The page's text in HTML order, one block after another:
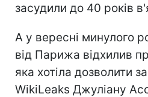
засудили до 40 років
А у вересні минулого
від Парижа відхилив
яка хотіла дозволити
WikiLeaks Джуліану